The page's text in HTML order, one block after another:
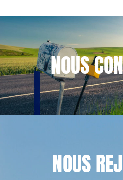
NOUS
NOUS